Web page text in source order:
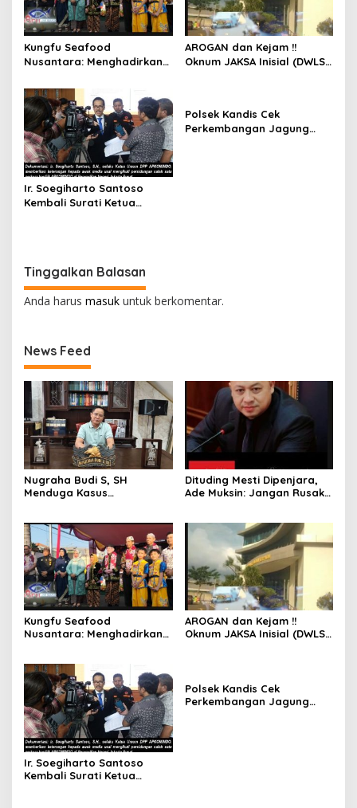
Kungfu Seafood
Nusantara: Menghadirkan
Indonesia dan Sajikan Cita
Rasa Laut Nusantara di
BEKASi
AROGAN dan Kejam !!
Oknum JAKSA Inisial (DWLS)
Ir. Soegiharto Santoso
Kembali Surati Ketua
Polsek Kandis Cek
Perkembangan Jagung
Tinggalkan Balasan
Anda harus masuk untuk berkomentar.
News Feed
Nugraha Budi S, SH
Menduga Kasus
Pelaku Dipengaruhi
Narkoba, Tes Urine Mesti
dilakukan Polisi ?
Dituding Mesti Dipenjara,
Ade Muksin: Jangan Rusak
Verifikasi
Kungfu Seafood
Nusantara: Menghadirkan
Rasa Laut Nusantara di
BEKASi
AROGAN dan Kejam !!
Oknum JAKSA Inisial (DWLS)
Ir. Soegiharto Santoso
Kembali Surati Ketua
Polsek Kandis Cek
Perkembangan Jagung